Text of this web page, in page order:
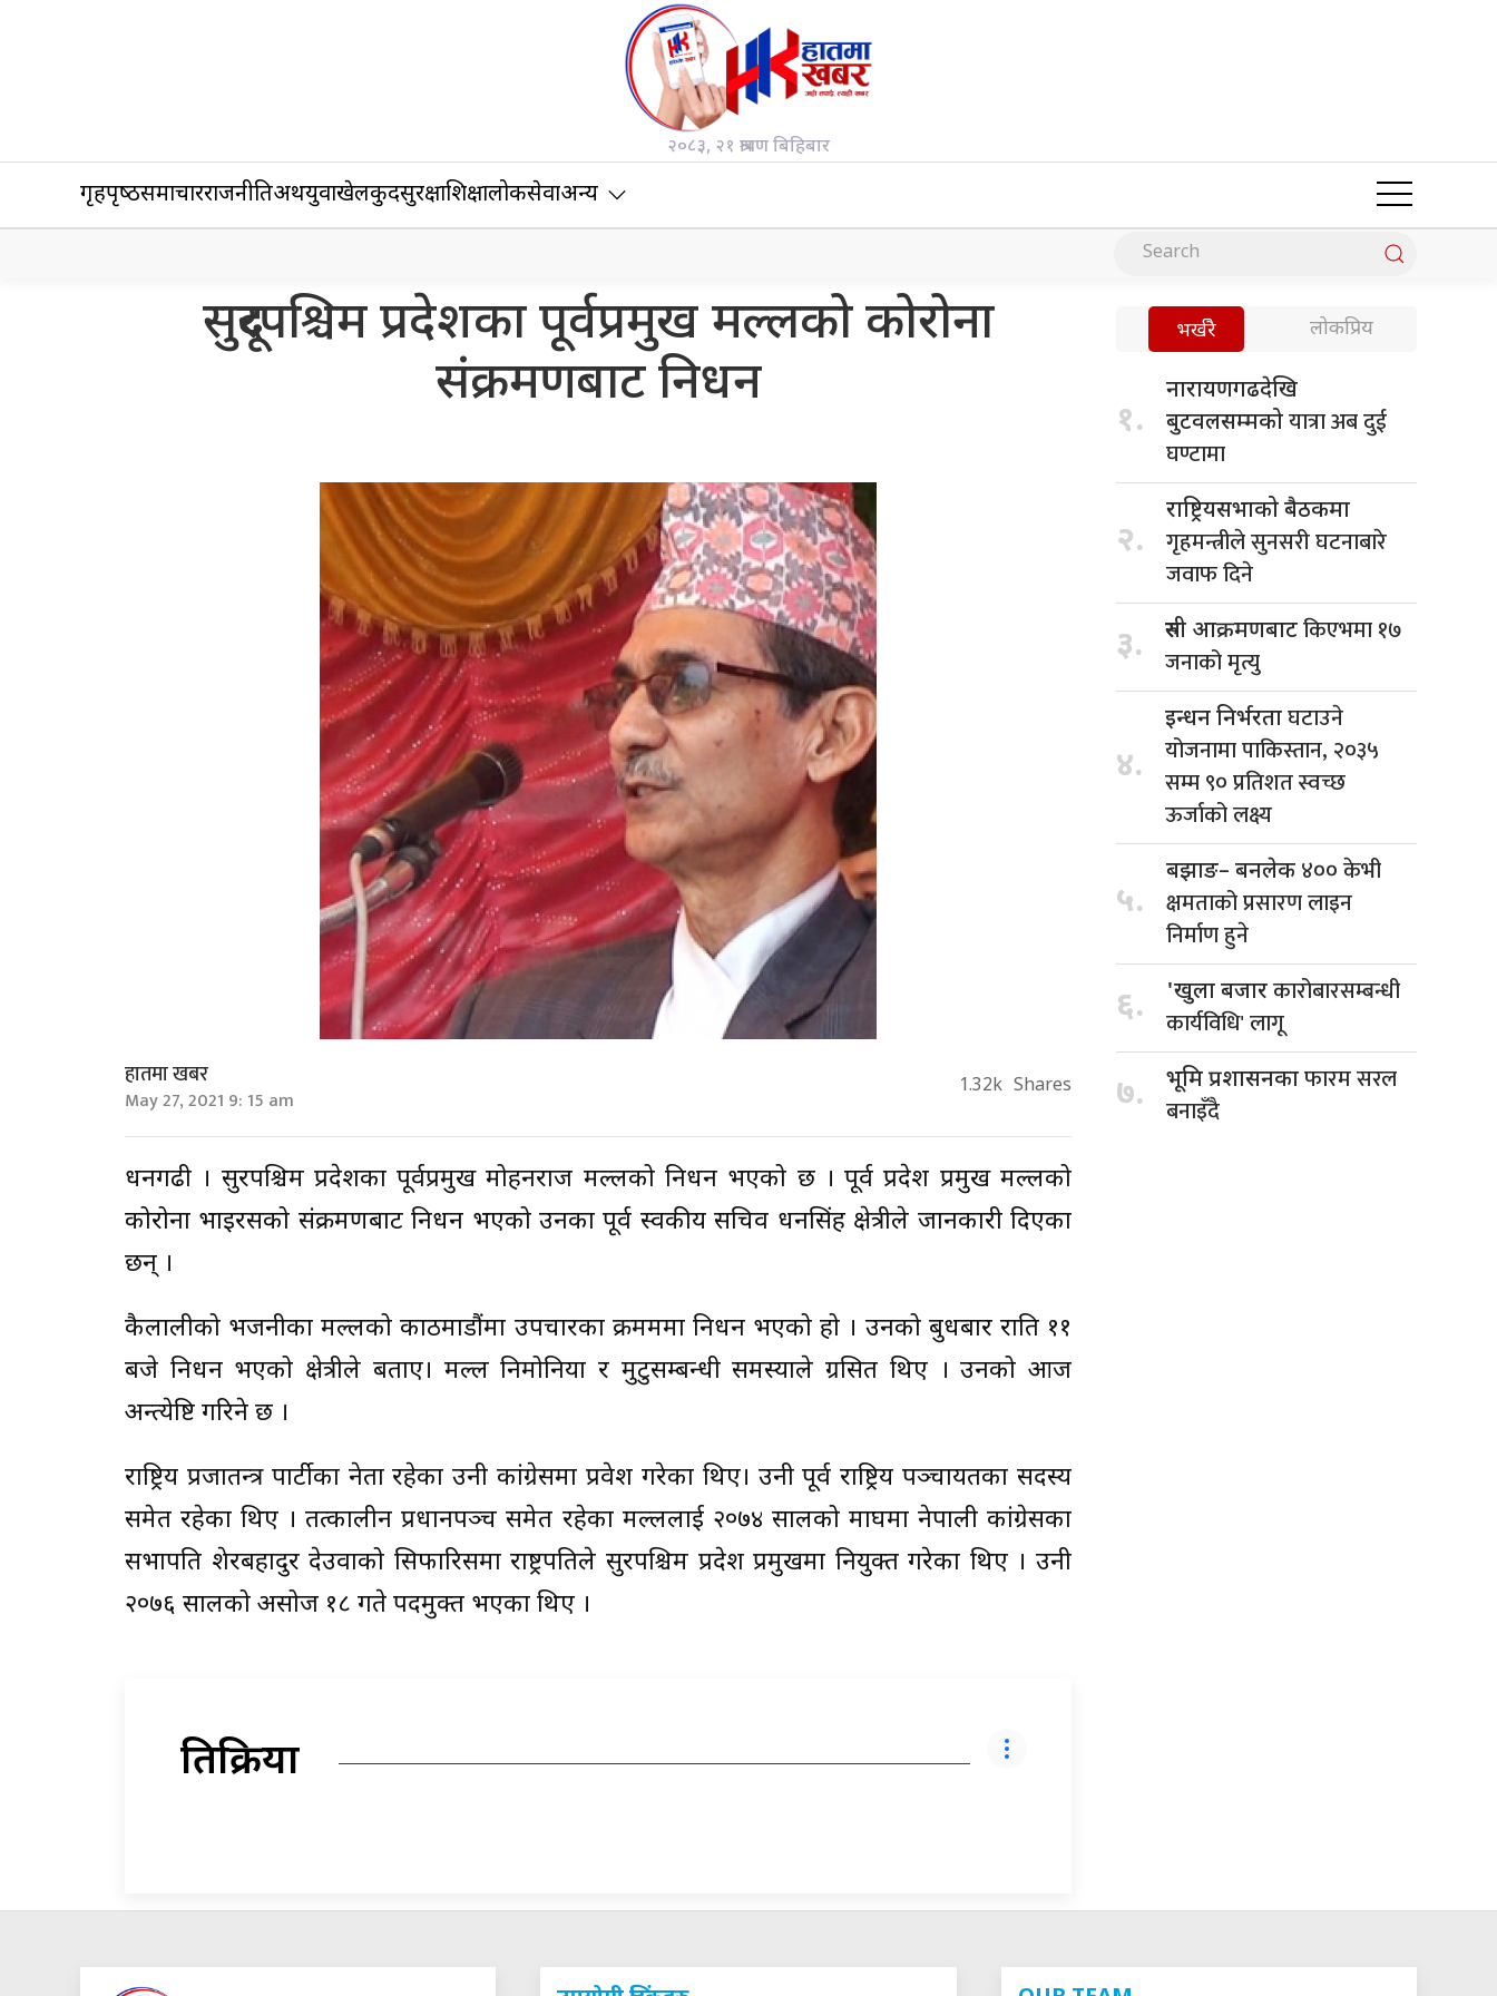
२०८३, २१ श्रावण बिहिबार
गृहपृष्‍ठसमाचारराजनीतिअर्थयुवाखेलकुदसुरक्षाशिक्षालोकसेवाअन्य
सुदूरपश्चिम प्रदेशका पूर्वप्रमुख मल्लको कोरोना
संक्रमणबाट निधन
हातमा खबर
May 27, 2021 9: 15 am 1.32k Shares
धनगढी । सुदूरपश्चिम प्रदेशका पूर्वप्रमुख मोहनराज मल्लको निधन भएको छ । पूर्व प्रदेश प्रमुख मल्लको
कोरोना भाइरसको संक्रमणबाट निधन भएको उनका पूर्व स्वकीय सचिव धनसिंह क्षेत्रीले जानकारी दिएका
छन् ।
कैलालीको भजनीका मल्लको काठमाडौंमा उपचारका क्रमममा निधन भएको हो । उनको बुधबार राति ११
बजे निधन भएको क्षेत्रीले बताए। मल्ल निमोनिया र मुटुसम्बन्धी समस्याले ग्रसित थिए । उनको आज
अन्त्येष्टि गरिने छ ।
राष्ट्रिय प्रजातन्त्र पार्टीका नेता रहेका उनी कांग्रेसमा प्रवेश गरेका थिए। उनी पूर्व राष्ट्रिय पञ्चायतका सदस्य
समेत रहेका थिए । तत्कालीन प्रधानपञ्च समेत रहेका मल्ललाई २०७४ सालको माघमा नेपाली कांग्रेसका
सभापति शेरबहादुर देउवाको सिफारिसमा राष्ट्रपतिले सुदूरपश्चिम प्रदेश प्रमुखमा नियुक्त गरेका थिए । उनी
२०७६ सालको असोज १८ गते पदमुक्त भएका थिए ।
प्रतिक्रिया
भर्खरै लोकप्रिय
१.
नारायणगढदेखि
बुटवलसम्मकोयात्रा अब दुई
घण्टामा
२.
राष्ट्रियसभाको बैठकमा
गृहमन्त्रीले सुनसरी घटनाबारे
जवाफ दिने
३. रुसी आक्रमणबाटकिएभमा १७
जनाको मृत्यु
४.
इन्धन निर्भरताघटाउने
योजनामा पाकिस्तान, २०३५
सम्म ९० प्रतिशत स्वच्छ
ऊर्जाको लक्ष्य
५.
बझाङ– बनलेक ४०० केभी
क्षमताको प्रसारण लाइन
निर्माण हुने
६. 'खुला बजारकारोबारसम्बन्धी
कार्यविधि' लागू
७. भूमि प्रशासनकाफारम सरल
बनाइँदै